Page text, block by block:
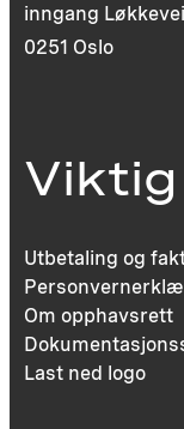
inngang
0251 Oslo
Utbetaling og
Om opphavsrett
Last ned logo